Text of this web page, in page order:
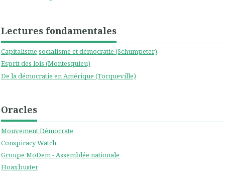
Lectures fondamentales
Capitalisme,socialisme et démocratie (Schumpeter)
Esprit des lois (Montesquieu)
De la démocratie en Amérique (Tocqueville)
Oracles
Mouvement Démocrate
Conspiracy Watch
Groupe MoDem - Assemblée nationale
Hoaxbuster